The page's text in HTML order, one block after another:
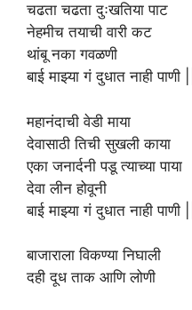
चढता चढता दुःखतिया पाट
नेहमीच तयाची वारी कट
थांबू नका गवळणी
बाई माझ्या गं दुधात नाही पाणी
महानंदाची वेडी माया
देवासाठी तिची सुखली काया
एका जनार्दनी पडू त्याच्या पाया
देवा लीन होवूनी
बाई माझ्या गं दुधात नाही पाणी
बाजाराला विकण्या निघाली
दही दूध ताक आणि लोणी